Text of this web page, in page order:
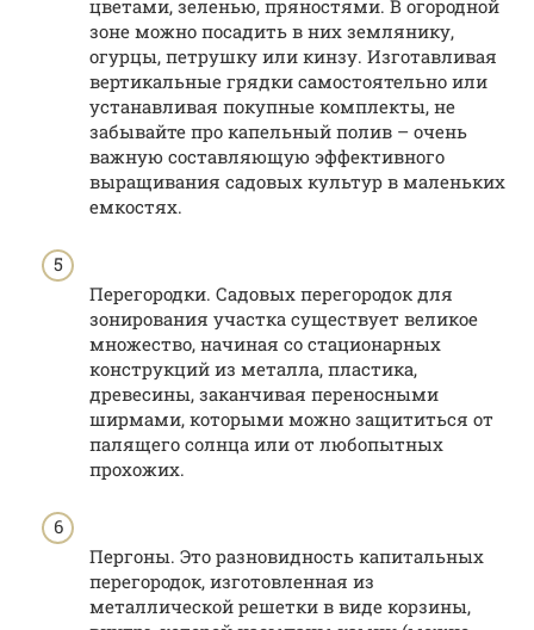
цветами, зеленью, пряностями. В огородной
зоне можно посадить в них землянику,
огурцы, петрушку или кинзу. Изготавливая
вертикальные грядки самостоятельно или
устанавливая покупные комплекты, не
забывайте про капельный полив – очень
важную составляющую эффективного
выращивания садовых культур в маленьких
емкостях.
Перегородки. Садовых перегородок для
зонирования участка существует великое
множество, начиная со стационарных
конструкций из металла, пластика,
древесины, заканчивая переносными
ширмами, которыми можно защититься от
палящего солнца или от любопытных
прохожих.
Пергоны. Это разновидность капитальных
перегородок, изготовленная из
металлической решетки в виде корзины,